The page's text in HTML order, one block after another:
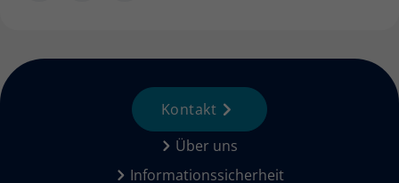
Über uns
Informationssicherheit
Kontakt